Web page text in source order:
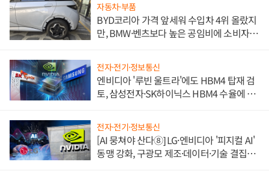
자동차·부품
BYD코리아 가격 앞세워 수입차 4위 올랐지
만, BMW·벤츠보다 높은 공임비에 소비자
전자·전기·정보통신
엔비디아 '루빈 울트라'에도 HBM4 탑재 검
토, 삼성전자·SK하이닉스 HBM4 수율에 주
전자·전기·정보통신
[AI 뭉쳐야 산다⑧] LG·엔비디아 '피지컬 AI'
동맹 강화, 구광모 제조·데이터·기술 결집